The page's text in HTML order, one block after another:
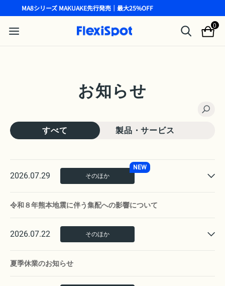
MA8シリーズ MAKUAKE先行発売｜最大25%OFF
0
お知らせ
すべて 製品・サービス
2026.07.29 そのほか
NEW
令和８年熊本地震に伴う集配への影響について
2026.07.22 そのほか
夏季休業のお知らせ